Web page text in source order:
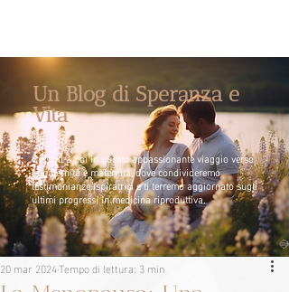
Un Blog di Speranza e
Vita
Unisciti a noi in questo appassionante viaggio verso
la paternità e maternità, dove condivideremo
testimonianze ispiratrici e ti terremo aggiornato sugli
ultimi progressi in medicina riproduttiva.
20 mar 2024Tempo di lettura: 3 min